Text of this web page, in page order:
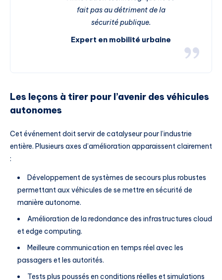
fait pas au détriment de la
sécurité publique.
Expert en mobilité urbaine
Les leçons à tirer pour l’avenir des véhicules
autonomes
Cet événement doit servir de catalyseur pour l’industrie
entière. Plusieurs axes d’amélioration apparaissent clairement
:
Développement de systèmes de secours plus robustes
permettant aux véhicules de se mettre en sécurité de
manière autonome.
Amélioration de la redondance des infrastructures cloud
et edge computing.
Meilleure communication en temps réel avec les
passagers et les autorités.
Tests plus poussés en conditions réelles et simulations